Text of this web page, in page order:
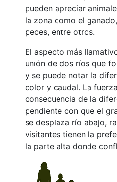
pueden apreciar
la zona como el
peces, entre otros.
El aspecto más
unión de dos ríos que
y se puede notar la
color y caudal. La
consecuencia de la
pendiente con que el
se desplaza río abajo,
visitantes tienen la
la parte alta donde